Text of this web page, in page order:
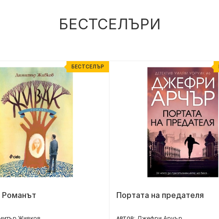
БЕСТСЕЛЪРИ
БЕСТСЕЛЪР
Портата на предателя